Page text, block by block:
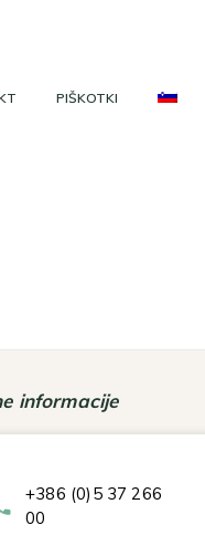
PIŠKOTKI
informacije
+386 (0)5 37 266
00